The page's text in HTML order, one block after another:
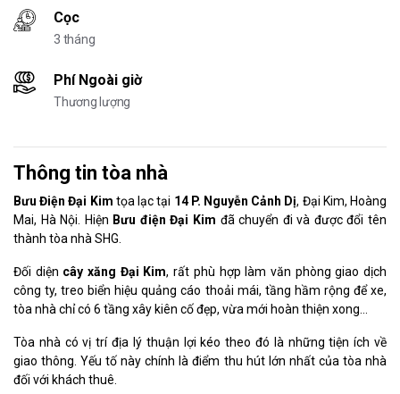
Cọc
3 tháng
Phí Ngoài giờ
Thương lượng
Thông tin tòa nhà
Bưu Điện Đại Kim tọa lạc tại 14 P. Nguyễn Cảnh Dị, Đại Kim, Hoàng
Mai, Hà Nội. Hiện Bưu điện Đại Kim đã chuyển đi và được đổi tên
thành tòa nhà SHG.
Đối diện cây xăng Đại Kim, rất phù hợp làm văn phòng giao dịch
công ty, treo biển hiệu quảng cáo thoải mái, tầng hầm rộng để xe,
tòa nhà chỉ có 6 tầng xây kiên cố đẹp, vừa mới hoàn thiện xong...
Tòa nhà có vị trí địa lý thuận lợi kéo theo đó là những tiện ích về
giao thông. Yếu tố này chính là điểm thu hút lớn nhất của tòa nhà
đối với khách thuê.